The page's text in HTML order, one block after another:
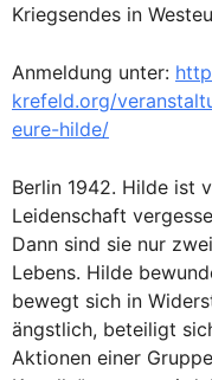
Kriegsendes in
Anmeldung unter:
krefeld.org/
eure-hilde/
Berlin 1942. Hilde ist
Leidenschaft
Dann sind sie nur
Lebens. Hilde
bewegt sich in
ängstlich, beteiligt
Aktionen einer